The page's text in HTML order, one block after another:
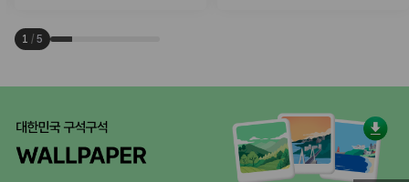
1 / 5